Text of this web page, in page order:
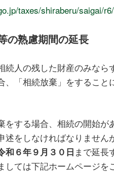
taxes/shiraberu/saigai/
の熟慮期間の延長
続人の残した財産のみなら
、「相続放棄」をするこ
をする場合、相続の開始が
述をしなければなりませ
和６年９月３０日 まで延長
しては下記ホームページを